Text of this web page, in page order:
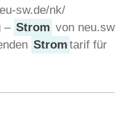
sw.de/nk/
– Strom von neu.sw
Strom tarif für